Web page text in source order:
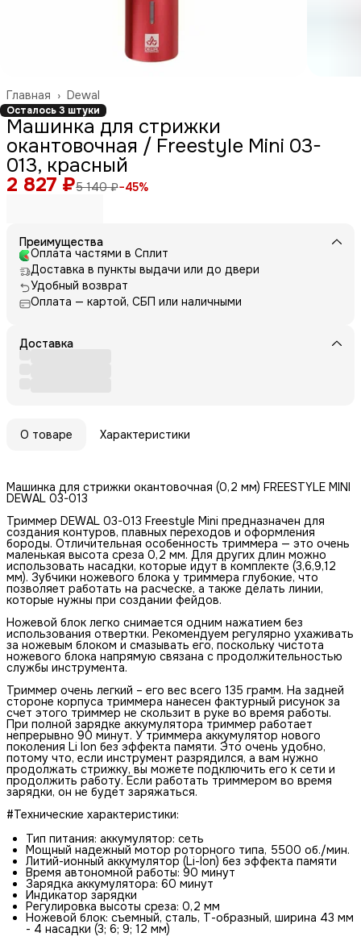
Dewal
Главная ›
Осталось 3 штуки
Машинка для стрижки
окантовочная / Freestyle Mini 03-
013, красный
2 827 ₽5 140 ₽−45%
Преимущества
Оплата частями в Сплит
Доставка в пункты выдачи или до двери
Удобный возврат
Оплата — картой, СБП или наличными
Доставка
О товаре Характеристики
Машинка для стрижки окантовочная (0,2 мм) FREESTYLE MINI
DEWAL 03-013
Триммер DEWAL 03-013 Freestyle Mini предназначен для
создания контуров, плавных переходов и оформления
бороды. Отличительная особенность триммера — это очень
маленькая высота среза 0,2 мм. Для других длин можно
использовать насадки, которые идут в комплекте (3,6,9,12
мм). Зубчики ножевого блока у триммера глубокие, что
позволяет работать на расческе, а также делать линии,
которые нужны при создании фейдов.
Ножевой блок легко снимается одним нажатием без
использования отвертки. Рекомендуем регулярно ухаживать
за ножевым блоком и смазывать его, поскольку чистота
ножевого блока напрямую связана с продолжительностью
службы инструмента.
Триммер очень легкий – его вес всего 135 грамм. На задней
стороне корпуса триммера нанесен фактурный рисунок за
счет этого триммер не скользит в руке во время работы.
При полной зарядке аккумулятора триммер работает
непрерывно 90 минут. У триммера аккумулятор нового
поколения Li Ion без эффекта памяти. Это очень удобно,
потому что, если инструмент разрядился, а вам нужно
продолжать стрижку, вы можете подключить его к сети и
продолжить работу. Если работать триммером во время
зарядки, он не будет заряжаться.
#Технические характеристики:
Тип питания: аккумулятор: сеть
Мощный надежный мотор роторного типа, 5500 об./мин.
Литий-ионный аккумулятор (Li-Ion) без эффекта памяти
Время автономной работы: 90 минут
Зарядка аккумулятора: 60 минут
Индикатор зарядки
Регулировка высоты среза: 0,2 мм
Ножевой блок: съемный, сталь, Т-образный, ширина 43 мм
- 4 насадки (3; 6; 9; 12 мм)